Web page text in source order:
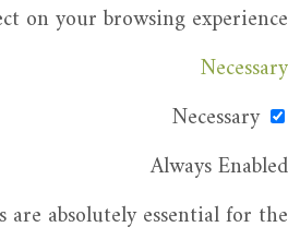
on your browsing experience.
Necessary
Necessary
Always Enabled
are absolutely essential for the